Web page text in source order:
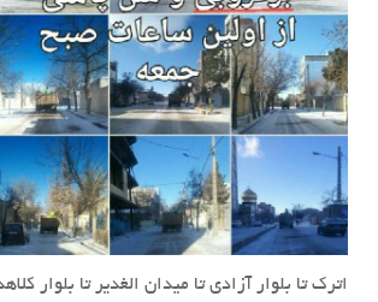
ارتباط با ما
اترک تا بلوار آزادی تا میدان الغدیر تا بلوار